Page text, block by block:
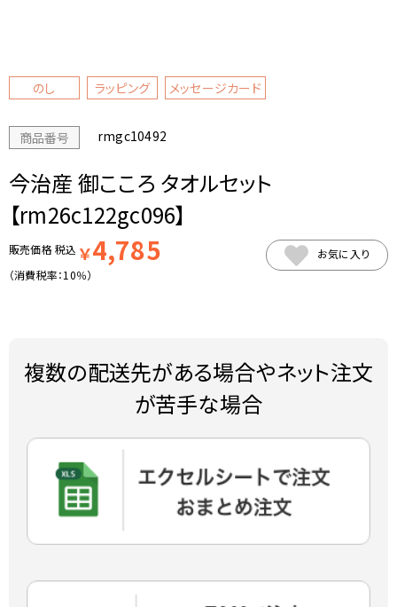
のし ラッピング メッセージカード
商品番号 rmgc10492
今治産 御こころ タオルセット
【rm26c122gc096】
販売価格税込 ￥4,785
（消費税率：10％）
お気に入り
複数の配送先がある場合やネット注文
が苦手な場合